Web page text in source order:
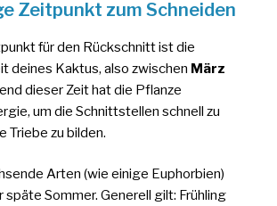
Zeitpunkt zum Schneiden
für den Rückschnitt ist die
deines Kaktus, also zwischen März
dieser Zeit hat die Pflanze
um die Schnittstellen schnell zu
Triebe zu bilden.
Arten (wie einige Euphorbien)
Sommer. Generell gilt: Frühling